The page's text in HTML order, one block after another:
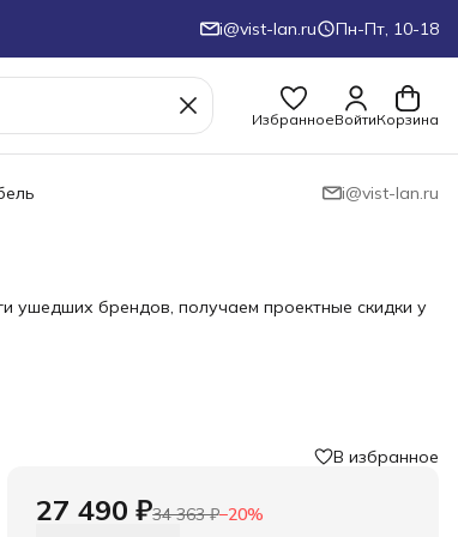
i@vist-lan.ru Пн-Пт, 10-18
ИзбранноеВойтиКорзина
i@vist-lan.ru
брендов, получаем проектные скидки у
В избранное
27 490 ₽34 363 ₽−20%